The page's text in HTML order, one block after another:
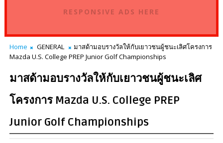
RESPONSIVE ADS HERE
Home GENERAL
มาสด้ามอบรางวัลให้กับเยาวชนผู้ชนะเลิศโครงการ
Mazda U.S. College PREP Junior Golf Championships
มาสด้ามอบรางวัลให้กับเยาวชนผู้ชนะเลิศ
โครงการ Mazda U.S. College PREP
Junior Golf Championships